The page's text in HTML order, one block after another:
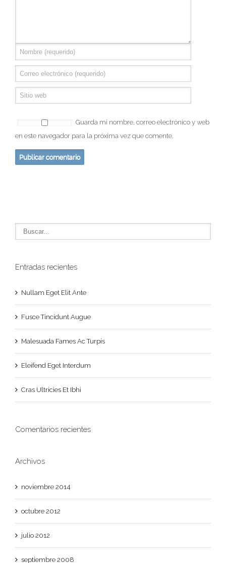
Guarda mi nombre, correo electrónico y web
en este navegador para la próxima vez que comente.
Entradas recientes
Nullam Eget Elit Ante
Fusce Tincidunt Augue
Malesuada Fames Ac Turpis
Eleifend Eget Interdum
Cras Ultricies Et Ibhi
Comentarios recientes
Archivos
noviembre 2014
octubre 2012
julio 2012
septiembre 2008